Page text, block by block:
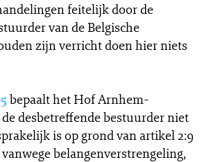
feitelijk door de
van de Belgische
zijn verricht doen hier niets
bepaalt het Hof Arnhem-
desbetreffende bestuurder niet
is op grond van artikel 2:9
belangenverstrengeling,